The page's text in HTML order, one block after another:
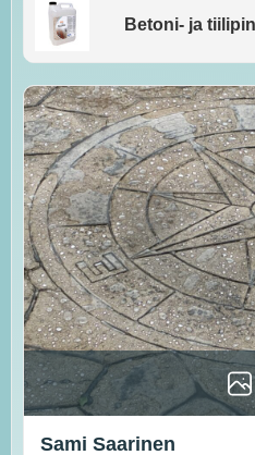
Betoni- ja
Sami Saarinen